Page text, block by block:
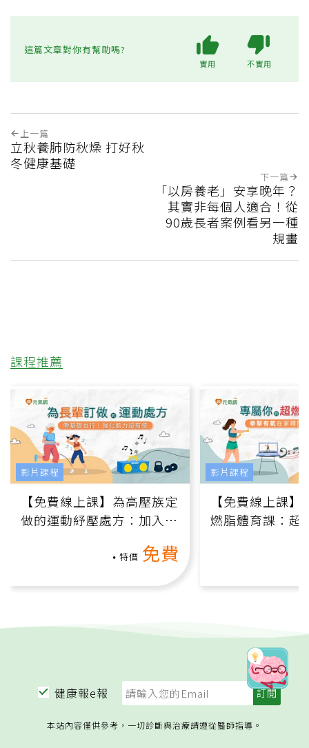
這篇文章對你有幫助嗎?
實用 不實用
上一篇
立秋養肺防秋燥 打好秋
冬健康基礎
下一篇
「以房養老」安享晚年？
其實非每個人適合！從
90歲長者案例看另一種
規畫
課程推薦
【免費線上課】為高壓族定
做的運動紓壓處方：加入行
特價 免費
影片課程
【免費線上課
燃脂體育課：超
影片課程
健康報e報
本站內容僅供參考，一切診斷與治療請遵從醫師指導。